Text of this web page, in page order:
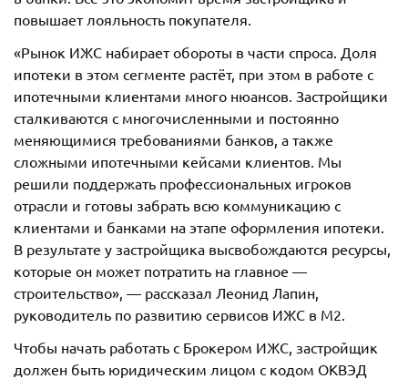
повышает лояльность покупателя.
«Рынок ИЖС набирает обороты в части спроса. Доля
ипотеки в этом сегменте растёт, при этом в работе с
ипотечными клиентами много нюансов. Застройщики
сталкиваются с многочисленными и постоянно
меняющимися требованиями банков, а также
сложными ипотечными кейсами клиентов. Мы
решили поддержать профессиональных игроков
отрасли и готовы забрать всю коммуникацию с
клиентами и банками на этапе оформления ипотеки.
В результате у застройщика высвобождаются ресурсы,
которые он может потратить на главное —
строительство», — рассказал Леонид Лапин,
руководитель по развитию сервисов ИЖС в М2.
Чтобы начать работать с Брокером ИЖС, застройщик
должен быть юридическим лицом с кодом ОКВЭД